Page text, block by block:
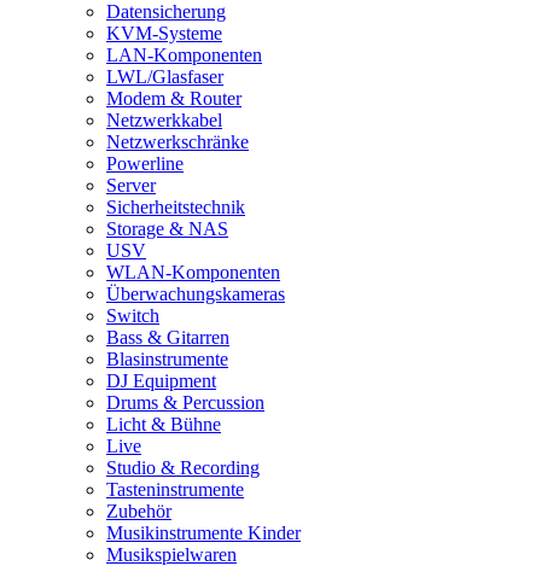
Datensicherung
KVM-Systeme
LAN-Komponenten
LWL/Glasfaser
Modem & Router
Netzwerkkabel
Netzwerkschränke
Powerline
Server
Sicherheitstechnik
Storage & NAS
USV
WLAN-Komponenten
Überwachungskameras
Switch
Bass & Gitarren
Blasinstrumente
DJ Equipment
Drums & Percussion
Licht & Bühne
Live
Studio & Recording
Tasteninstrumente
Zubehör
Musikinstrumente Kinder
Musikspielwaren